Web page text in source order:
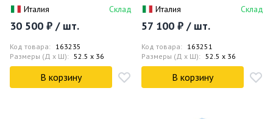
Мы предлагаем унитазы GSG Like и аксессуары для них по
супер ценам в Москве, с возможностью доставки. Посетите
наш интернет магазин и создайте стильную и
комфортабельную ванную комнату.
Компания TERADOM готова предоставить вам весь
LKWCSO000 52.5x36 (белый
Италия Склад
30 500 ₽ / шт.
Код товара: 163235
Размеры (Д x Ш): 52.5 x 36
В корзину
LKWCSO001 52.5x36 (белый
Италия Склад
57 100 ₽ / шт.
Код товара: 163251
Размеры (Д x Ш): 52.5 x 36
В корзину